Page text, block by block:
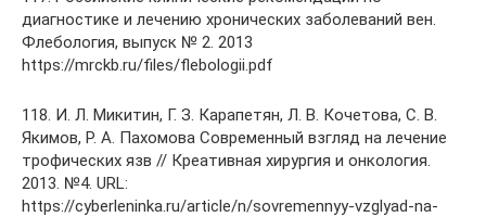
диагностике и лечению хронических заболеваний вен.
Флебология, выпуск № 2. 2013
https://mrckb.ru/files/flebologii.pdf
118. И. Л. Микитин, Г. З. Карапетян, Л. В. Кочетова, С. В.
Якимов, Р. А. Пахомова Современный взгляд на лечение
трофических язв // Креативная хирургия и онкология.
2013. №4. URL:
https://cyberleninka.ru/article/n/sovremennyy-vzglyad-na-